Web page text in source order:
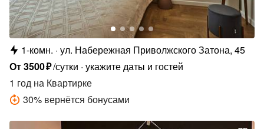
1-комн. ул. Набережная Приволжского Затона, 45
От3500₽/сутки укажите даты и гостей
1 год на Квартирке
30% вернётся бонусами